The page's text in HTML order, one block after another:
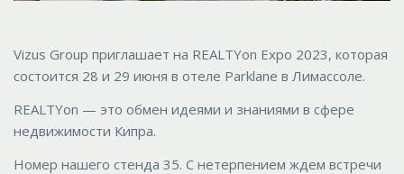
Vizus Group приглашает на REALTYon Expo 2023, которая
состоится 28 и 29 июня в отеле Parklane в Лимассоле.
REALTYon — это обмен идеями и знаниями в сфере
недвижимости Кипра.
Номер нашего стенда 35. С нетерпением ждем встречи